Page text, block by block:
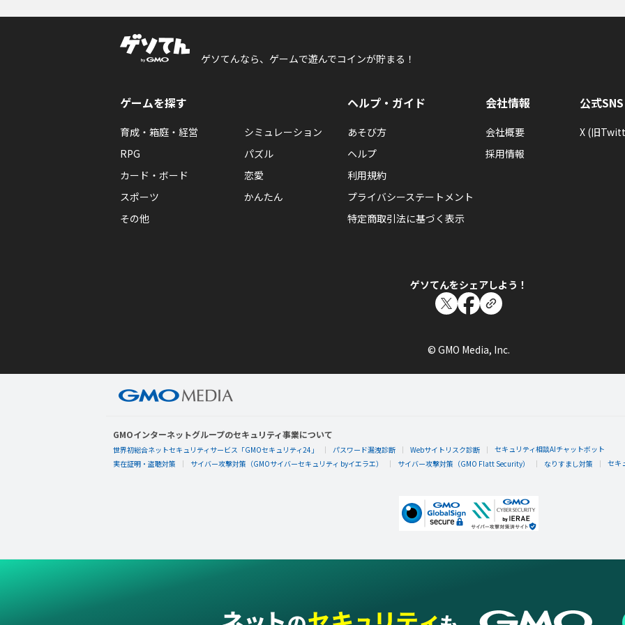
ゲソてんなら、ゲームで遊んでコインが貯まる！
ゲームを探す
育成・箱庭・経営
シミュレーション
RPG
パズル
カード・ボード
恋愛
スポーツ
かんたん
その他
ヘルプ・ガイド
あそび方
ヘルプ
利用規約
プライバシーステートメント
特定商取引法に基づく表示
会社情報
会社概要
採用情報
公式SNS
X (旧
ゲソてんをシェアしよう！
© GMO Media, Inc.
GMOインターネットグループのセキュリティ事業について
世界初総合ネットセキュリティサービス「GMOセキュリティ24」 パスワード漏洩診断 Webサイトリスク診断
セキュリティ相談AIチャットボット
実在証明・盗聴対策
サイバー攻撃対策（GMOサイバーセキュリティ byイエラエ） サイバー攻撃対策（GMO Flatt Security） なりすまし対策 セキ